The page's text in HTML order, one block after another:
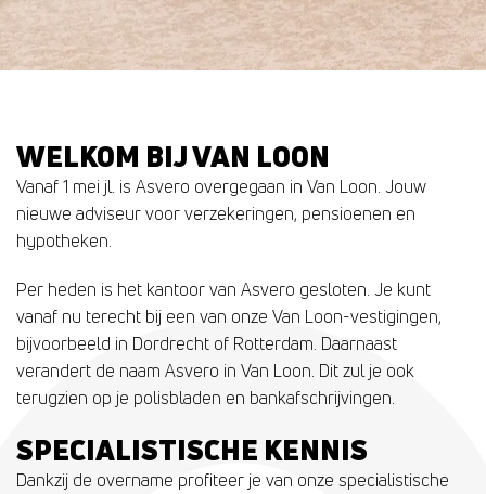
WELKOM BIJ VAN LOON
Vanaf 1 mei jl. is Asvero overgegaan in Van Loon. Jouw
nieuwe adviseur voor verzekeringen, pensioenen en
hypotheken.
Per heden is het kantoor van Asvero gesloten. Je kunt
vanaf nu terecht bij een van onze Van Loon-vestigingen,
bijvoorbeeld in Dordrecht of Rotterdam. Daarnaast
verandert de naam Asvero in Van Loon. Dit zul je ook
terugzien op je polisbladen en bankafschrijvingen.
SPECIALISTISCHE KENNIS
Dankzij de overname profiteer je van onze specialistische